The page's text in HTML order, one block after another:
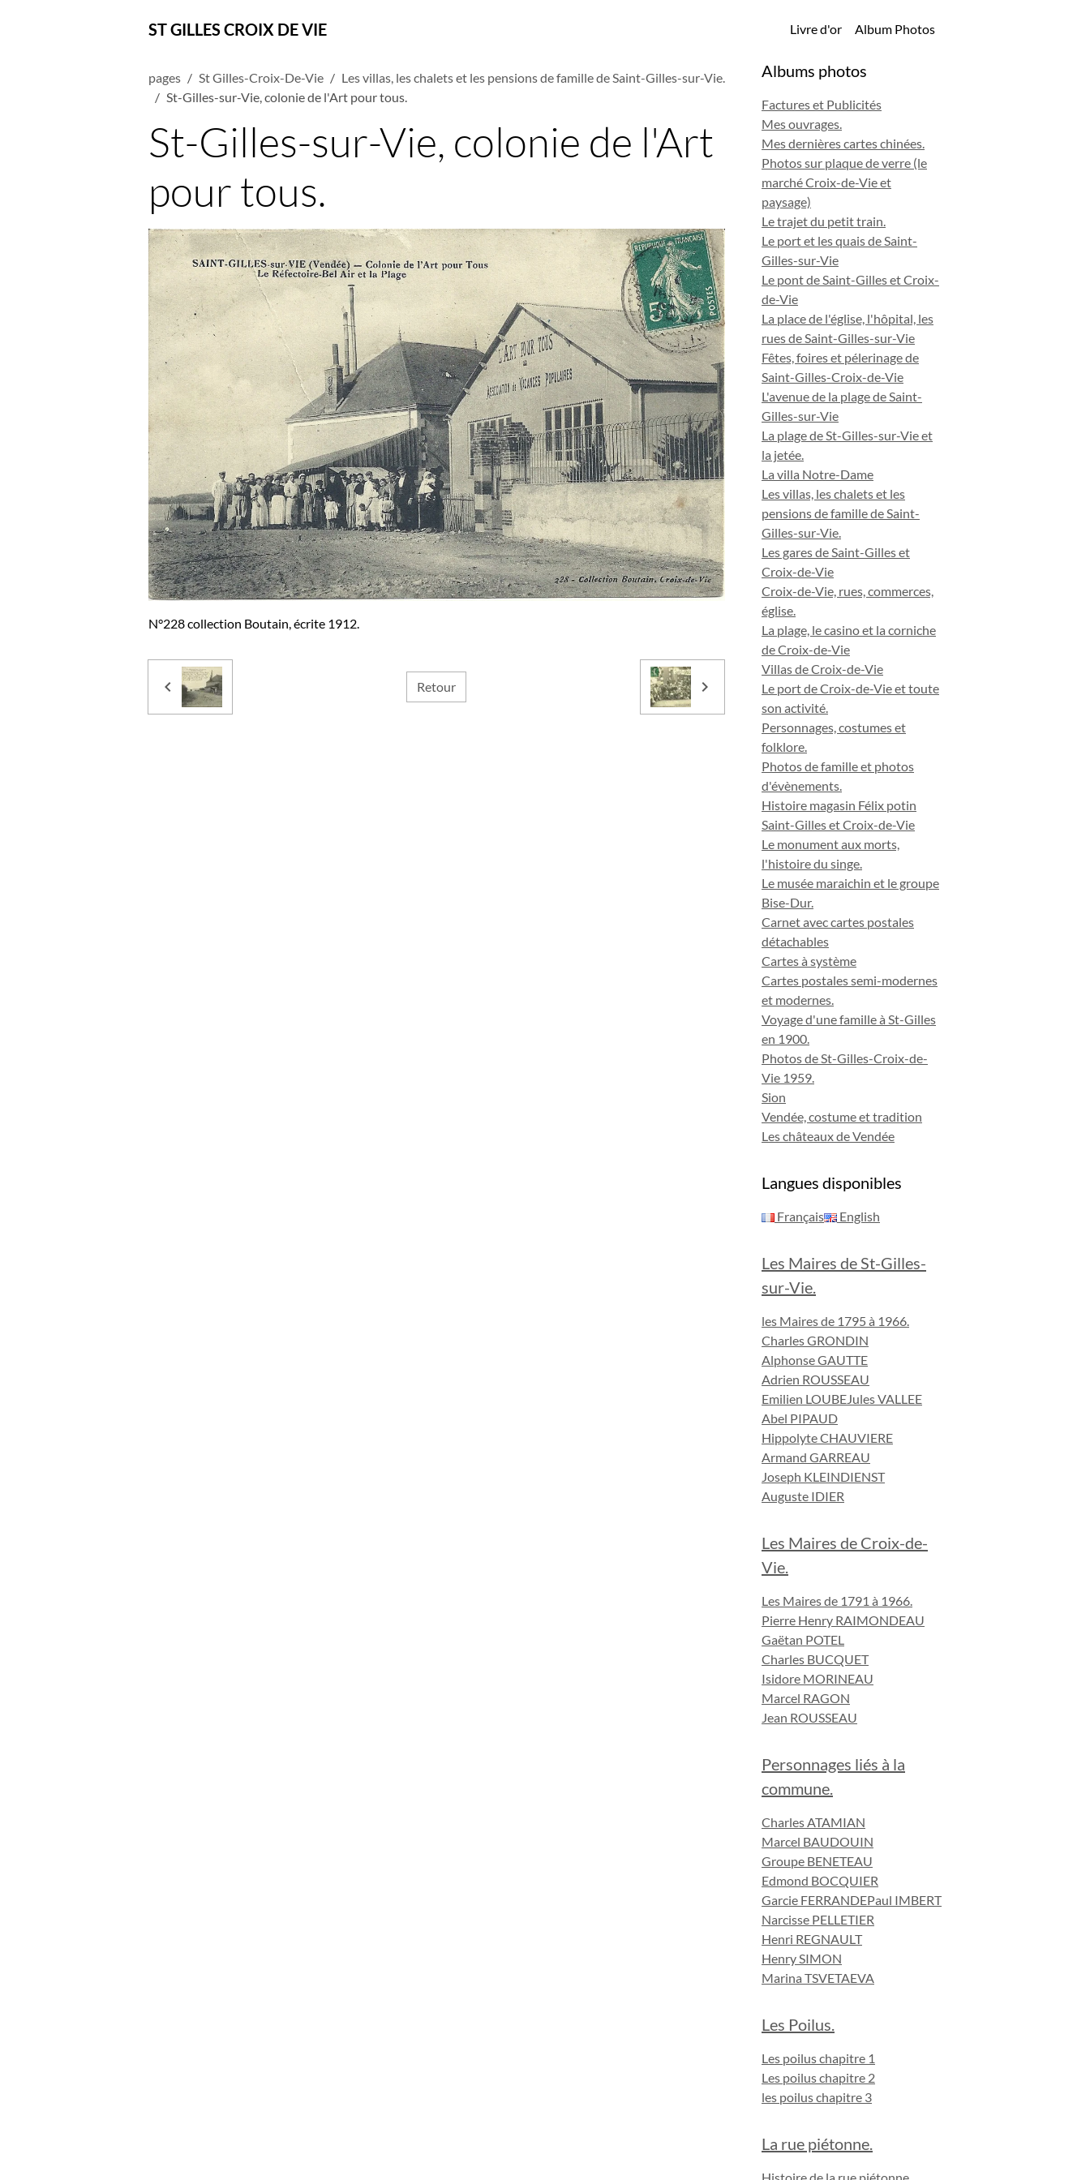
ST GILLES CROIX DE VIE Livre d'or Album Photos
pages St Gilles-Croix-De-Vie
Les villas, les chalets et les pensions de famille de Saint-Gilles-sur-Vie.
St-Gilles-sur-Vie, colonie de l'Art pour tous.
St-Gilles-sur-Vie, colonie de l'Art
pour tous.
N°228 collection Boutain, écrite 1912.
Retour
Albums photos
Factures et Publicités
Mes ouvrages.
Mes dernières cartes chinées.
Photos sur plaque de verre (le
marché Croix-de-Vie et
paysage)
Le trajet du petit train.
Le port et les quais de Saint-
Gilles-sur-Vie
Le pont de Saint-Gilles et Croix-
de-Vie
La place de l'église, l'hôpital, les
rues de Saint-Gilles-sur-Vie
Fêtes, foires et pélerinage de
Saint-Gilles-Croix-de-Vie
L'avenue de la plage de Saint-
Gilles-sur-Vie
La plage de St-Gilles-sur-Vie et
la jetée.
La villa Notre-Dame
Les villas, les chalets et les
pensions de famille de Saint-
Gilles-sur-Vie.
Les gares de Saint-Gilles et
Croix-de-Vie
Croix-de-Vie, rues, commerces,
église.
La plage, le casino et la corniche
de Croix-de-Vie
Villas de Croix-de-Vie
Le port de Croix-de-Vie et toute
son activité.
Personnages, costumes et
folklore.
Photos de famille et photos
d'évènements.
Histoire magasin Félix potin
Saint-Gilles et Croix-de-Vie
Le monument aux morts,
l'histoire du singe.
Le musée maraichin et le groupe
Bise-Dur.
Carnet avec cartes postales
détachables
Cartes à système
Cartes postales semi-modernes
et modernes.
Voyage d'une famille à St-Gilles
en 1900.
Photos de St-Gilles-Croix-de-
Vie 1959.
Sion
Vendée, costume et tradition
Les châteaux de Vendée
Langues disponibles
Français English
Les Maires de St-Gilles-
sur-Vie.
les Maires de 1795 à 1966.
Charles GRONDIN
Alphonse GAUTTE
Adrien ROUSSEAU
Emilien LOUBEJules VALLEE
Abel PIPAUD
Hippolyte CHAUVIERE
Armand GARREAU
Joseph KLEINDIENST
Auguste IDIER
Les Maires de Croix-de-
Vie.
Les Maires de 1791 à 1966.
Pierre Henry RAIMONDEAU
Gaëtan POTEL
Charles BUCQUET
Isidore MORINEAU
Marcel RAGON
Jean ROUSSEAU
Personnages liés à la
commune.
Charles ATAMIAN
Marcel BAUDOUIN
Groupe BENETEAU
Edmond BOCQUIER
Garcie FERRANDEPaul IMBERT
Narcisse PELLETIER
Henri REGNAULT
Henry SIMON
Marina TSVETAEVA
Les Poilus.
Les poilus chapitre 1
Les poilus chapitre 2
les poilus chapitre 3
La rue piétonne.